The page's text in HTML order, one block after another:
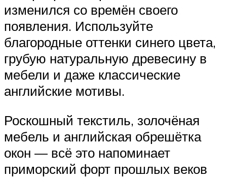
изменился со времён своего
появления. Используйте
благородные оттенки синего цвета,
грубую натуральную древесину в
мебели и даже классические
английские мотивы.
Роскошный текстиль, золочёная
мебель и английская обрешётка
окон — всё это напоминает
приморский форт прошлых веков